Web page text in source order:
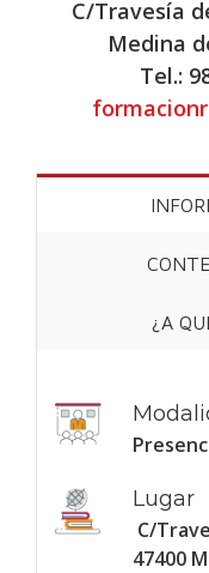
C/Travesía
Medina
Tel.:
¿A
Lugar
C/
47400